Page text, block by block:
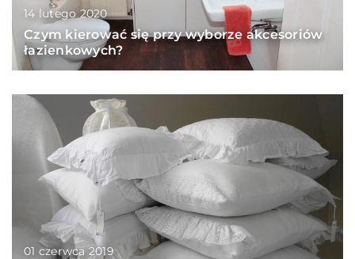
14 lutego 2020
Czym kierować się przy wyborze akcesoriów
łazienkowych?
01 czerwca 2019